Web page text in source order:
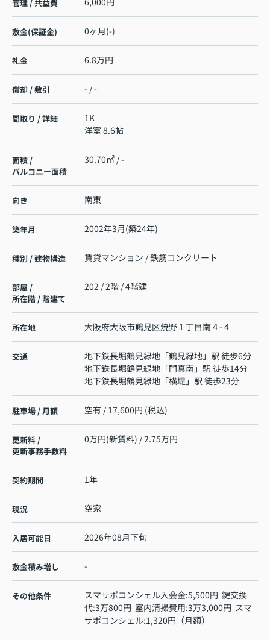
管理 / 共益費
敷金(保証金) 0ヶ月(-)
礼金 6.8万円
償却 / 敷引 - / -
間取り / 詳細
1K
洋室 8.6帖
面積 /
バルコニー面積
30.70㎡ / -
向き 南東
築年月 2002年3月(築24年)
種別 / 建物構造 賃貸マンション / 鉄筋コンクリート
部屋 /
所在階 / 階建て
202 / 2階 / 4階建
所在地 大阪府大阪市鶴見区焼野１丁目南４-４
交通 地下鉄長堀鶴見緑地 「鶴見緑地」駅 徒歩6分
地下鉄長堀鶴見緑地 「門真南」駅 徒歩14分
地下鉄長堀鶴見緑地 「横堤」駅 徒歩23分
駐車場 / 月額 空有 / 17,600円 (税込)
更新料 /
更新事務手数料
0万円(新賃料) / 2.75万円
契約期間 1年
現況 空家
入居可能日 2026年08月下旬
敷金積み増し -
その他条件
スマサポコンシェル入会金:5,500円 鍵交換
代:3万800円 室内清掃費用:3万3,000円 スマ
サポコンシェル:1,320円（月額）